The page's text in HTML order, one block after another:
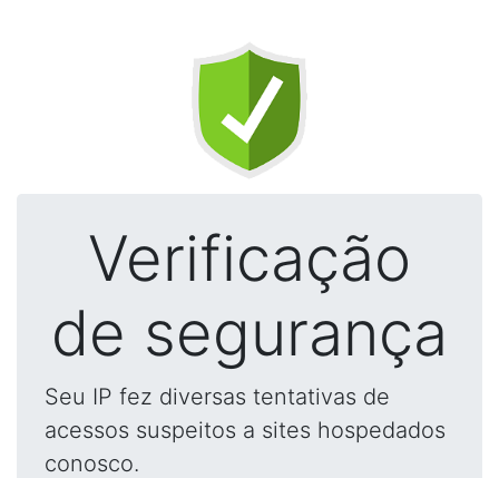
Verificação
de segurança
Seu IP fez diversas tentativas de
acessos suspeitos a sites hospedados
conosco.